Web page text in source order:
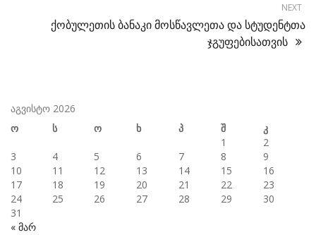
NEXT
ქობულეთის ბანაკი მოსწავლეთა და სტუდენტთა
ჯგუფებისათვის
აგვისტო 2026
ო
ს ო ხ პ შ
კ
1
2
3
4 5 6 7 8
9
10
11 12 13 14 15
16
17
18 19 20 21 22
23
24
25 26 27 28 29
30
31
« მარ